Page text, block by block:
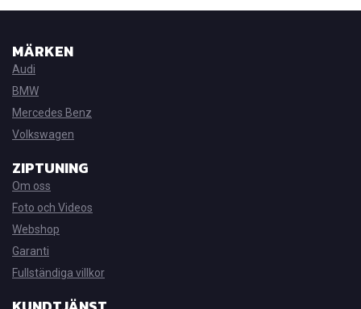
MÄRKEN
Audi
BMW
Mercedes Benz
Volkswagen
ZIPTUNING
Om oss
Foto och Videos
Webshop
Garanti
Fullständiga villkor